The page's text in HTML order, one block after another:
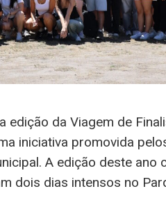
edição da Viagem de
iniciativa promovida
A edição deste ano
dois dias intensos no